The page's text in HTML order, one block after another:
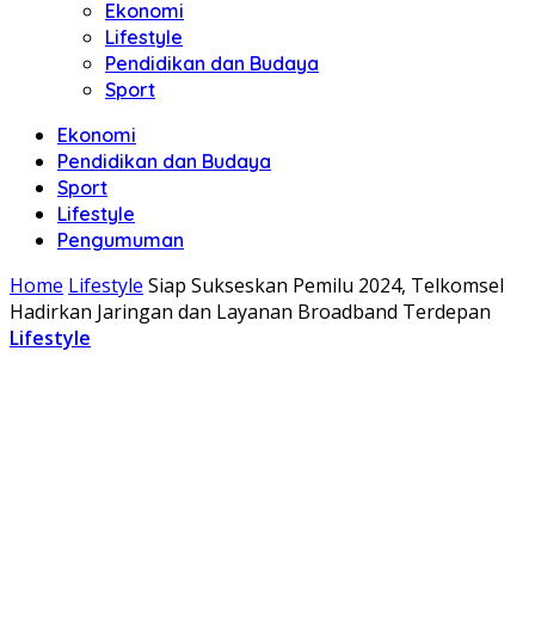
Ekonomi
Lifestyle
Pendidikan dan Budaya
Sport
Ekonomi
Pendidikan dan Budaya
Sport
Lifestyle
Pengumuman
Home Lifestyle Siap Sukseskan Pemilu 2024, Telkomsel
Hadirkan Jaringan dan Layanan Broadband Terdepan
Lifestyle